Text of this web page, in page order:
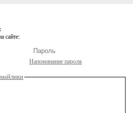
сайте:
Напоминание пароля